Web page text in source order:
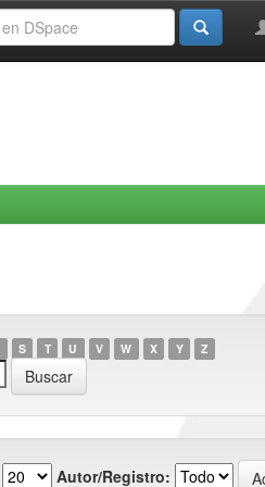
S T U V W X Y Z
Autor/Registro: